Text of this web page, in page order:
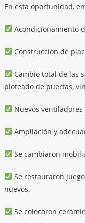
En esta oportunidad,
Acondicionamiento
Construcción de
Cambio total de las
ploteado de puertas,
Nuevos
Ampliación y
Se cambiaron
Se restauraron
nuevos.
Se colocaron